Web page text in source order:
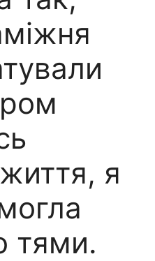
життя, я
тями.